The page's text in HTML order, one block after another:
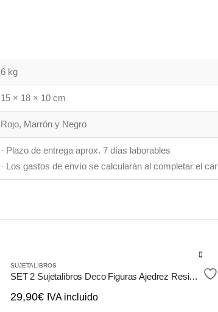
6 kg
15 × 18 × 10 cm
Rojo, Marrón y Negro
· Plazo de entrega aprox. 7 días laborables
· Los gastos de envío se calcularán al completar el
SUJETALIBROS
SET 2 Sujetalibros Deco Figuras Ajedrez Resina Cobrizo
29,90€ IVA incluido